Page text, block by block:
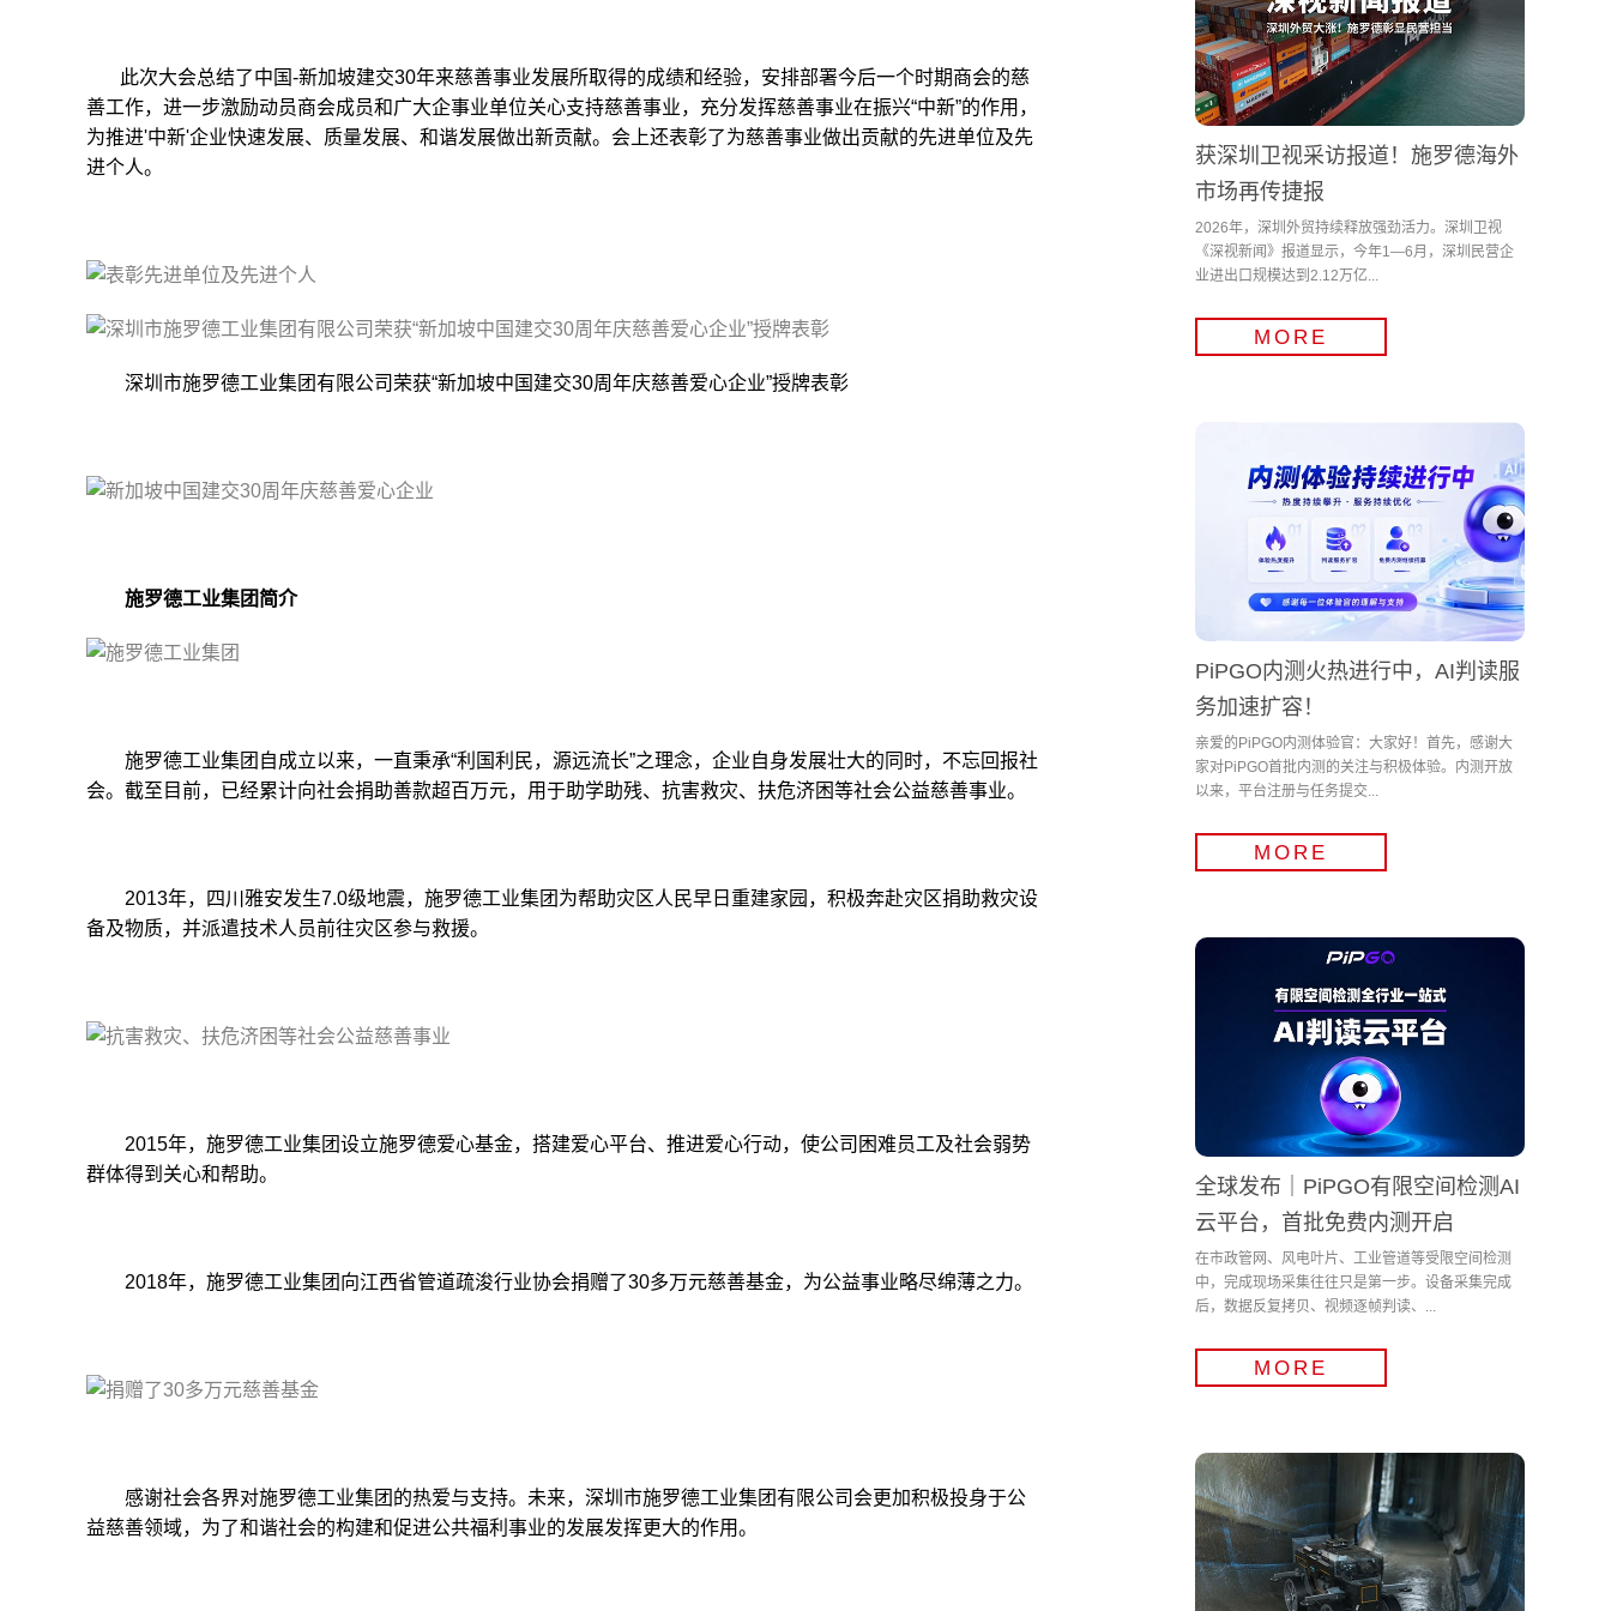
此次大会总结了中国-新加坡建交30年来慈善事业发展所取得的成绩和经验，安排部署今后一个时期商会的慈
善工作，进一步激励动员商会成员和广大企事业单位关心支持慈善事业，充分发挥慈善事业在振兴“中新”的作用，
为推进'中新'企业快速发展、质量发展、和谐发展做出新贡献。会上还表彰了为慈善事业做出贡献的先进单位及先
进个人。
深圳市施罗德工业集团有限公司荣获“新加坡中国建交30周年庆慈善爱心企业”授牌表彰
施罗德工业集团简介
施罗德工业集团自成立以来，一直秉承“利国利民，源远流长”之理念，企业自身发展壮大的同时，不忘回报社
会。截至目前，已经累计向社会捐助善款超百万元，用于助学助残、抗害救灾、扶危济困等社会公益慈善事业。
2013年，四川雅安发生7.0级地震，施罗德工业集团为帮助灾区人民早日重建家园，积极奔赴灾区捐助救灾设
备及物质，并派遣技术人员前往灾区参与救援。
2015年，施罗德工业集团设立施罗德爱心基金，搭建爱心平台、推进爱心行动，使公司困难员工及社会弱势
群体得到关心和帮助。
2018年，施罗德工业集团向江西省管道疏浚行业协会捐赠了30多万元慈善基金，为公益事业略尽绵薄之力。
感谢社会各界对施罗德工业集团的热爱与支持。未来，深圳市施罗德工业集团有限公司会更加积极投身于公
益慈善领域，为了和谐社会的构建和促进公共福利事业的发展发挥更大的作用。
获深圳卫视采访报道！施罗德海外
市场再传捷报
2026年，深圳外贸持续释放强劲活力。深圳卫视
《深视新闻》报道显示，今年1—6月，深圳民营企
业进出口规模达到2.12万亿...
MORE
PiPGO内测火热进行中，AI判读服
务加速扩容！
亲爱的PiPGO内测体验官：大家好！首先，感谢大
家对PiPGO首批内测的关注与积极体验。内测开放
以来，平台注册与任务提交...
MORE
全球发布｜PiPGO有限空间检测AI
云平台，首批免费内测开启
在市政管网、风电叶片、工业管道等受限空间检测
中，完成现场采集往往只是第一步。设备采集完成
后，数据反复拷贝、视频逐帧判读、...
MORE